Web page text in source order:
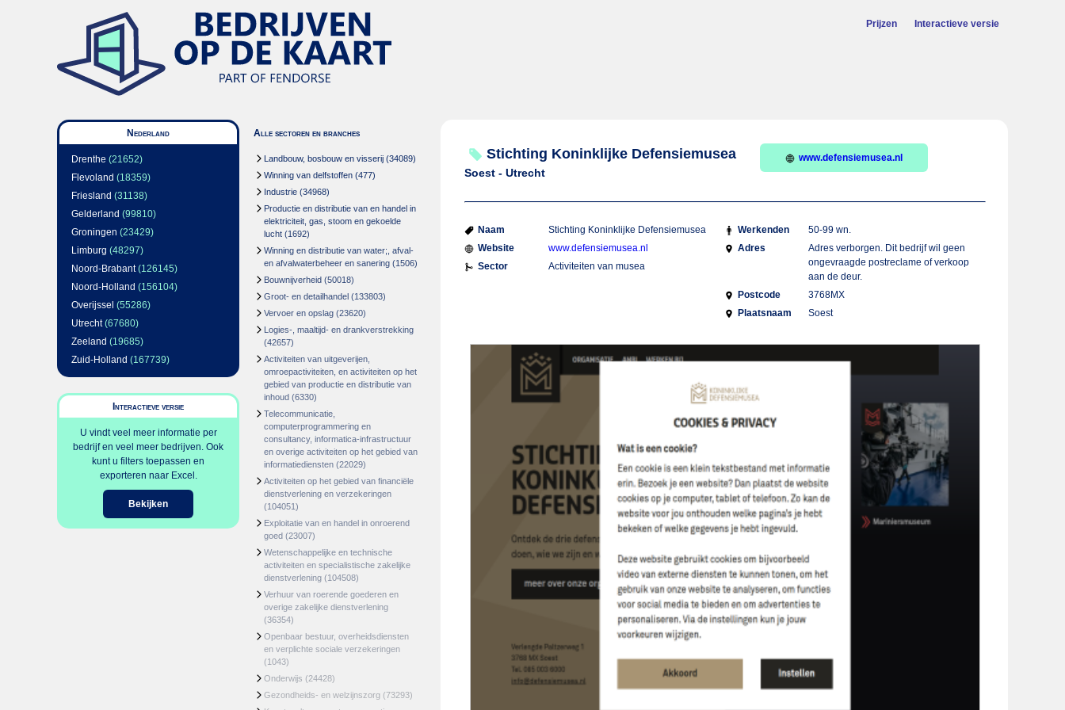
Prijzen Interactieve versie
Nederland
Drenthe (21652)
Flevoland (18359)
Friesland (31138)
Gelderland (99810)
Groningen (23429)
Limburg (48297)
Noord-Brabant(126145)
Noord-Holland (156104)
Overijssel (55286)
Utrecht(67680)
Zeeland (19685)
Zuid-Holland (167739)
Interactieve versie
U vindt veel meer informatie per
bedrijf en veel meer bedrijven. Ook
kunt u filters toepassen en
exporteren naar Excel.
Bekijken
Alle sectoren en branches
Landbouw, bosbouw en visserij (34089)
Winning van delfstoffen (477)
Industrie (34968)
Productie en distributie van en handel in
elektriciteit, gas, stoom en gekoelde
lucht (1692)
Winning en distributie van water;, afval-
en afvalwaterbeheer en sanering (1506)
Bouwnijverheid (50018)
Groot- en detailhandel (133803)
Vervoer en opslag (23620)
Logies-, maaltijd- en drankverstrekking
(42657)
Activiteiten van uitgeverijen,
omroepactiviteiten, en activiteiten op het
gebied van productie en distributie van
inhoud (6330)
Telecommunicatie,
computerprogrammering en
consultancy, informatica-infrastructuur
en overige activiteiten op het gebied van
informatiediensten (22029)
Activiteiten op het gebied van financiële
dienstverlening en verzekeringen
(104051)
Exploitatie van en handel in onroerend
goed (23007)
Wetenschappelijke en technische
activiteiten en specialistische zakelijke
dienstverlening (104508)
Verhuur van roerende goederen en
overige zakelijke dienstverlening
(36354)
Openbaar bestuur, overheidsdiensten
en verplichte sociale verzekeringen
(1043)
Onderwijs (24428)
Gezondheids- en welzijnszorg (73293)
Stichting Koninklijke Defensiemusea
Soest - Utrecht
www.defensiemusea.nl
Naam
Stichting Koninklijke Defensiemusea
Website
www.defensiemusea.nl
Sector
Activiteiten van musea
Werkenden
50-99 wn.
Adres
Adres verborgen. Dit bedrijf wil geen
ongevraagde postreclame of verkoop
aan de deur.
Postcode
3768MX
Plaatsnaam
Soest